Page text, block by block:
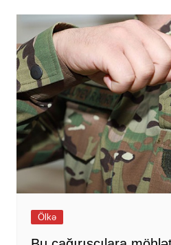
Ölkə